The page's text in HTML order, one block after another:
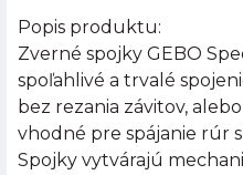
Popis produktu:
Zverné spojky GEBO
spoľahlivé a trvalé
bez rezania závitov,
vhodné pre spájanie rúr
Spojky vytvárajú